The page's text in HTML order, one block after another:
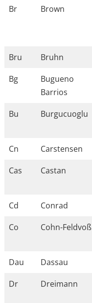
Br
Brown
Bru
Bruhn
Bg
Bugueno
Barrios
Bu Burgucuoglu
Cn
Carstensen
Cas
Castan
Cd
Conrad
Co
Cohn-Feldvoß
Dau
Dassau
Dr
Dreimann